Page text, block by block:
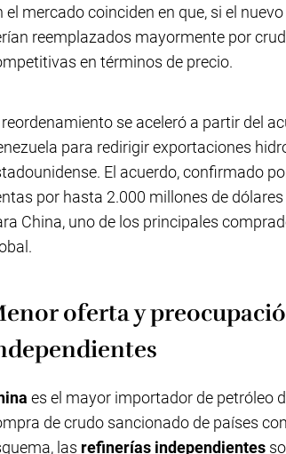
el mercado coinciden en que, si el
reemplazados mayormente por
en términos de precio.
reordenamiento se aceleró a partir del
para redirigir exportaciones
El acuerdo, confirmado
por hasta 2.000 millones de
China, uno de los principales
oferta y
es el mayor importador de petróleo
de crudo sancionado de países
las refinerías independientes